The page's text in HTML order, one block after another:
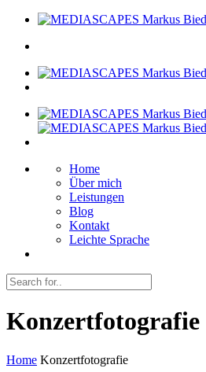
Home
Über mich
Leistungen
Blog
Kontakt
Leichte Sprache
Konzertfotografie
Home Konzertfotografie